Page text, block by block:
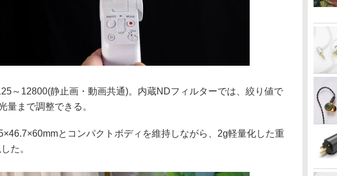
～12800(静止画・動画共通)。内蔵NDフィルターでは、絞り値で
量まで調整できる。
とコンパクトボディを維持しながら、2g軽量化した重
た。